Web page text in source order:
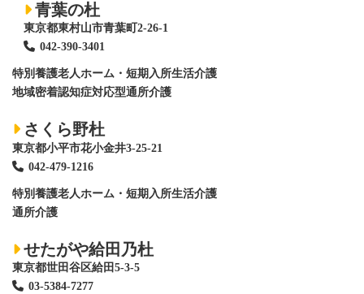
青葉の杜
東京都東村山市青葉町2-26-1
042-390-3401
特別養護老人ホーム ・短期入所生活介護
地域密着認知症対応型通所介護
さくら野杜
東京都小平市花小金井3-25-21
042-479-1216
特別養護老人ホーム ・短期入所生活介護
通所介護
せたがや給田乃杜
東京都世田谷区給田5-3-5
03-5384-7277